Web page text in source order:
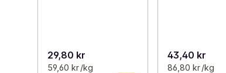
29,80 kr
59,60 kr /kg
43,40 kr
86,80 kr /kg